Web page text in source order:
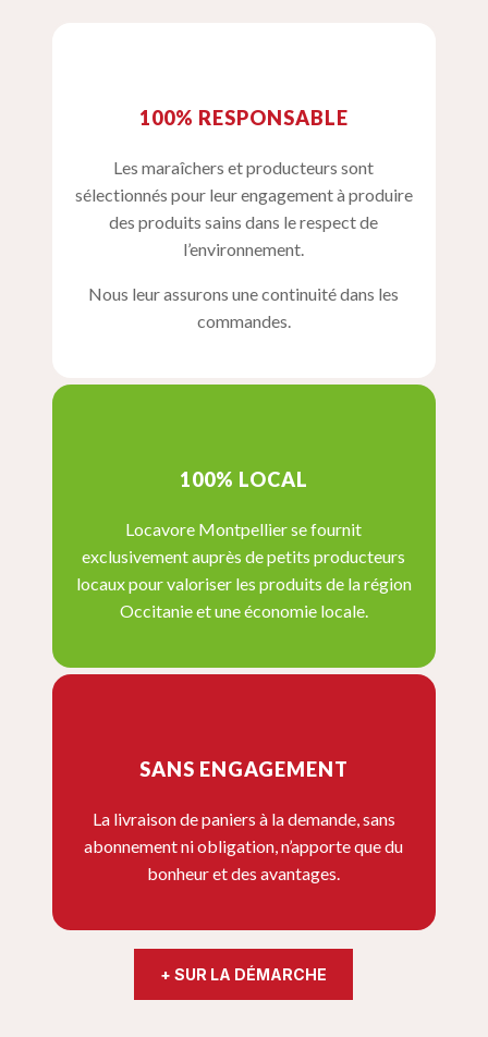
100% RESPONSABLE
Les maraîchers et producteurs sont
sélectionnés pour leur engagement à produire
des produits sains dans le respect de
l’environnement.
Nous leur assurons une continuité dans les
commandes.
100% LOCAL
Locavore Montpellier se fournit
exclusivement auprès de petits producteurs
locaux pour valoriser les produits de la région
Occitanie et une économie locale.
SANS ENGAGEMENT
La livraison de paniers à la demande, sans
abonnement ni obligation, n’apporte que du
bonheur et des avantages.
+ SUR LA DÉMARCHE